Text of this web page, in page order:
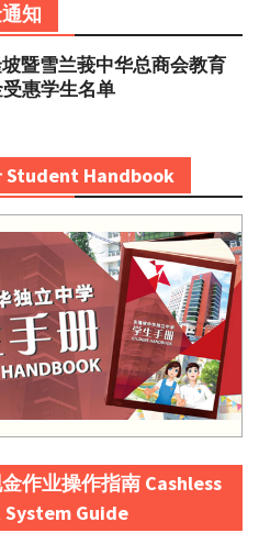
知
暨雪兰莪中华总商会教育
惠学生名单
Student Handbook
作业操作指南 Cashless
System Guide